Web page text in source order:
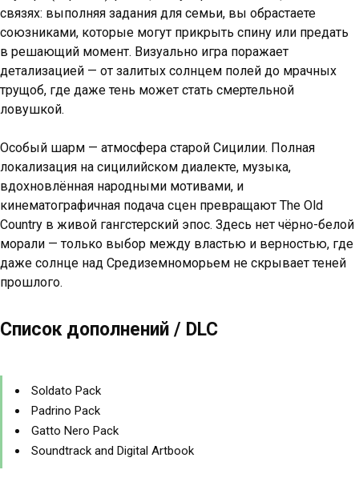
связях: выполняя задания для семьи, вы обрастаете
союзниками, которые могут прикрыть спину или предать
в решающий момент. Визуально игра поражает
детализацией — от залитых солнцем полей до мрачных
трущоб, где даже тень может стать смертельной
ловушкой.
Особый шарм — атмосфера старой Сицилии. Полная
локализация на сицилийском диалекте, музыка,
вдохновлённая народными мотивами, и
кинематографичная подача сцен превращают The Old
Country в живой гангстерский эпос. Здесь нет чёрно-белой
морали — только выбор между властью и верностью, где
даже солнце над Средиземноморьем не скрывает теней
прошлого.
Список дополнений / DLC
Soldato Pack
Padrino Pack
Gatto Nero Pack
Soundtrack and Digital Artbook